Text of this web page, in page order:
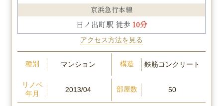
京浜急行本線
日ノ出町駅 徒歩 10分
アクセス方法を見る
種別 マンション 構造 鉄筋コンクリート
リノベ
年月
2013/04 部屋数 50